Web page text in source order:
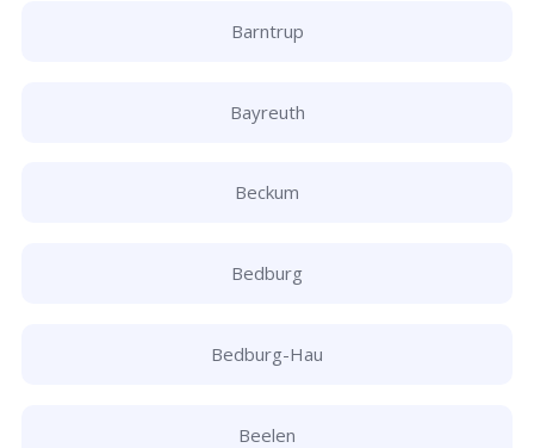
Barntrup
Bayreuth
Beckum
Bedburg
Bedburg-Hau
Beelen